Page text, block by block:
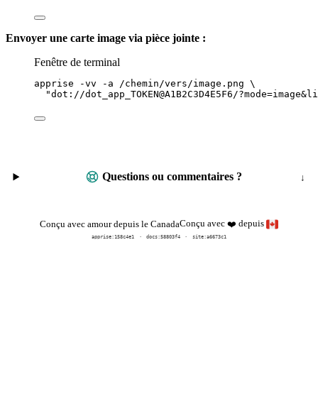
Envoyer une carte image via pièce jointe :
Fenêtre de terminal
apprise -vv -a /chemin/vers/image.png \
"dot://dot_app_TOKEN@A1B2C3D4E5F6/
Questions ou commentaires ?
Conçu avec amour depuis le CanadaConçu avec ❤️ depuis
apprise:158c4e1 docs:58803f4 site:a6673c1